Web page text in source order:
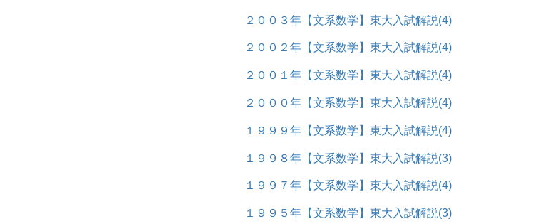
２００３年【文系数学】東大入試解説(4)
２００２年【文系数学】東大入試解説(4)
２００１年【文系数学】東大入試解説(4)
２０００年【文系数学】東大入試解説(4)
１９９９年【文系数学】東大入試解説(4)
１９９８年【文系数学】東大入試解説(3)
１９９７年【文系数学】東大入試解説(4)
１９９５年【文系数学】東大入試解説(3)